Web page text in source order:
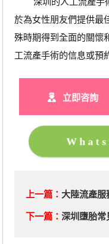
於為女性朋友們提供最
殊時期得到全面的關懷
工流產手術的信息或
立即咨詢
上一篇： 大陸流產服
下一篇： 深圳墮胎常